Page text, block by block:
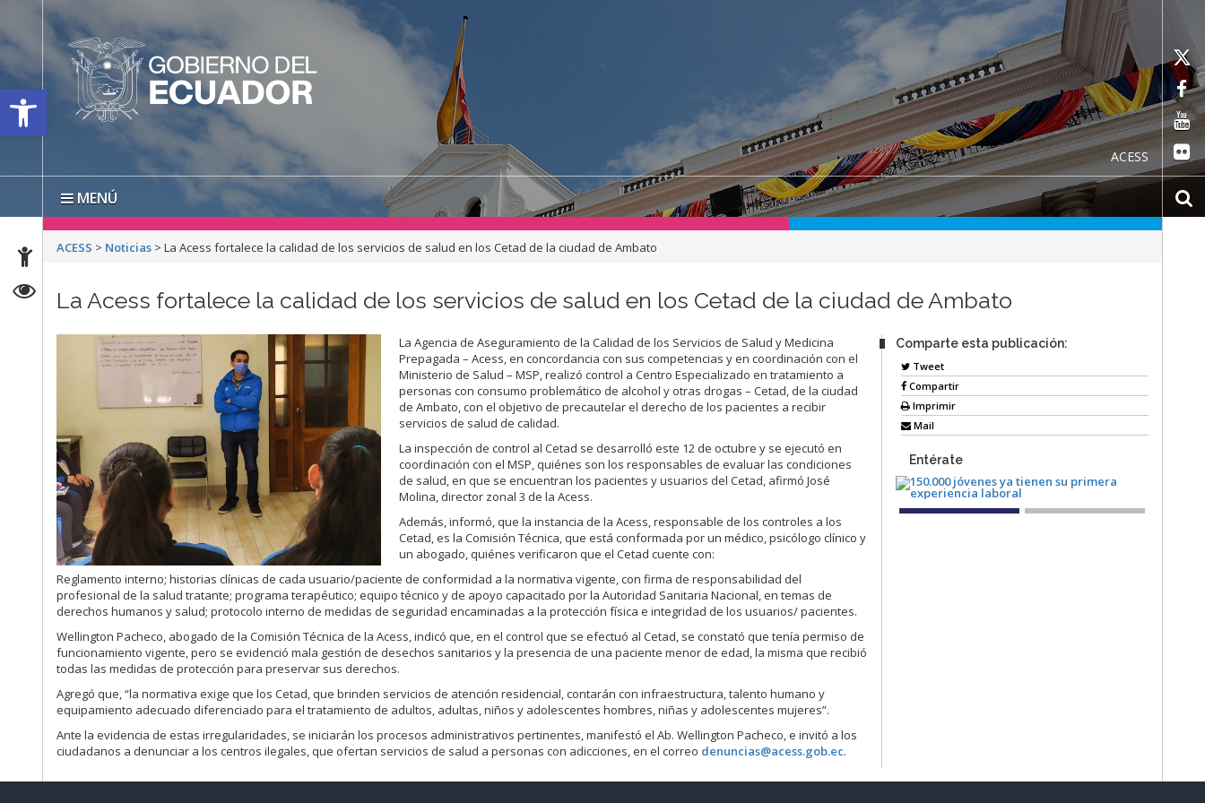
Open toolbar
ACESS
MENÚ
ACESS > Noticias >La Acess fortalece la calidad de los servicios de salud en los Cetad de la ciudad de Ambato
La Acess fortalece la calidad de los servicios de salud en los Cetad de la ciudad de Ambato
La Agencia de Aseguramiento de la Calidad de los Servicios de Salud y Medicina
Prepagada – Acess, en concordancia con sus competencias y en coordinación con el
Ministerio de Salud – MSP, realizó control a Centro Especializado en tratamiento a
personas con consumo problemático de alcohol y otras drogas – Cetad, de la ciudad
de Ambato, con el objetivo de precautelar el derecho de los pacientes a recibir
servicios de salud de calidad.
La inspección de control al Cetad se desarrolló este 12 de octubre y se ejecutó en
coordinación con el MSP, quiénes son los responsables de evaluar las condiciones
de salud, en que se encuentran los pacientes y usuarios del Cetad, afirmó José
Molina, director zonal 3 de la Acess.
Además, informó, que la instancia de la Acess, responsable de los controles a los
Cetad, es la Comisión Técnica, que está conformada por un médico, psicólogo clínico y
un abogado, quiénes verificaron que el Cetad cuente con:
Reglamento interno; historias clínicas de cada usuario/paciente de conformidad a la normativa vigente, con firma de responsabilidad del
profesional de la salud tratante; programa terapéutico; equipo técnico y de apoyo capacitado por la Autoridad Sanitaria Nacional, en temas de
derechos humanos y salud; protocolo interno de medidas de seguridad encaminadas a la protección física e integridad de los usuarios/ pacientes.
Wellington Pacheco, abogado de la Comisión Técnica de la Acess, indicó que, en el control que se efectuó al Cetad, se constató que tenía permiso de
funcionamiento vigente, pero se evidenció mala gestión de desechos sanitarios y la presencia de una paciente menor de edad, la misma que recibió
todas las medidas de protección para preservar sus derechos.
Agregó que, “la normativa exige que los Cetad, que brinden servicios de atención residencial, contarán con infraestructura, talento humano y
equipamiento adecuado diferenciado para el tratamiento de adultos, adultas, niños y adolescentes hombres, niñas y adolescentes mujeres”.
Ante la evidencia de estas irregularidades, se iniciarán los procesos administrativos pertinentes, manifestó el Ab. Wellington Pacheco, e invitó a los
ciudadanos a denunciar a los centros ilegales, que ofertan servicios de salud a personas con adicciones, en el correo denuncias@acess.gob.ec.
Comparte esta publicación:
Tweet
Compartir
Imprimir
Mail
Entérate